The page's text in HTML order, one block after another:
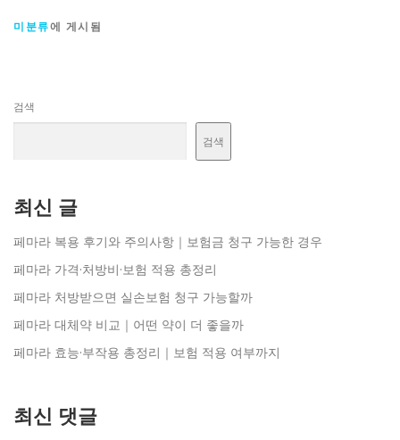
미분류에 게시됨
검색
검색
최신 글
페마라 복용 후기와 주의사항｜보험금 청구 가능한 경우
페마라 가격·처방비·보험 적용 총정리
페마라 처방받으면 실손보험 청구 가능할까
페마라 대체약 비교｜어떤 약이 더 좋을까
페마라 효능·부작용 총정리｜보험 적용 여부까지
최신 댓글